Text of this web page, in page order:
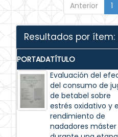
Anterior 1
Resultados por ítem:
PORTADATÍTULO
Evaluación del
del consumo de
de betabel sobre
estrés oxidativo y
rendimiento de
nadadores máster